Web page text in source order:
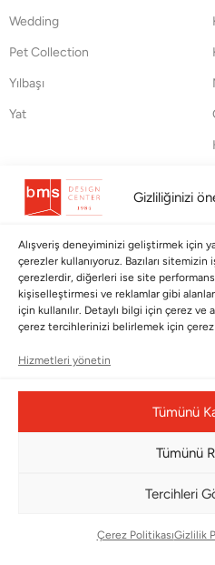
Gizliliğinizi
Alışveriş deneyiminizi geliştirmek için
çerezler kullanıyoruz. Bazıları
çerezlerdir, diğerleri ise site
kişiselleştirmesi ve reklamlar gibi
için kullanılır. Detaylı bilgi için çerez
çerez tercihlerinizi belirlemek için çerez
Hizmetleri yönetin
Tümünü
Tümünü
Tercihleri
Çerez PolitikasıGizlilik
Wedding
Pet Collection
Yılbaşı
Yat
BÜLTENİMİZE
Bültenimize Abone Olun
Bizi Takip